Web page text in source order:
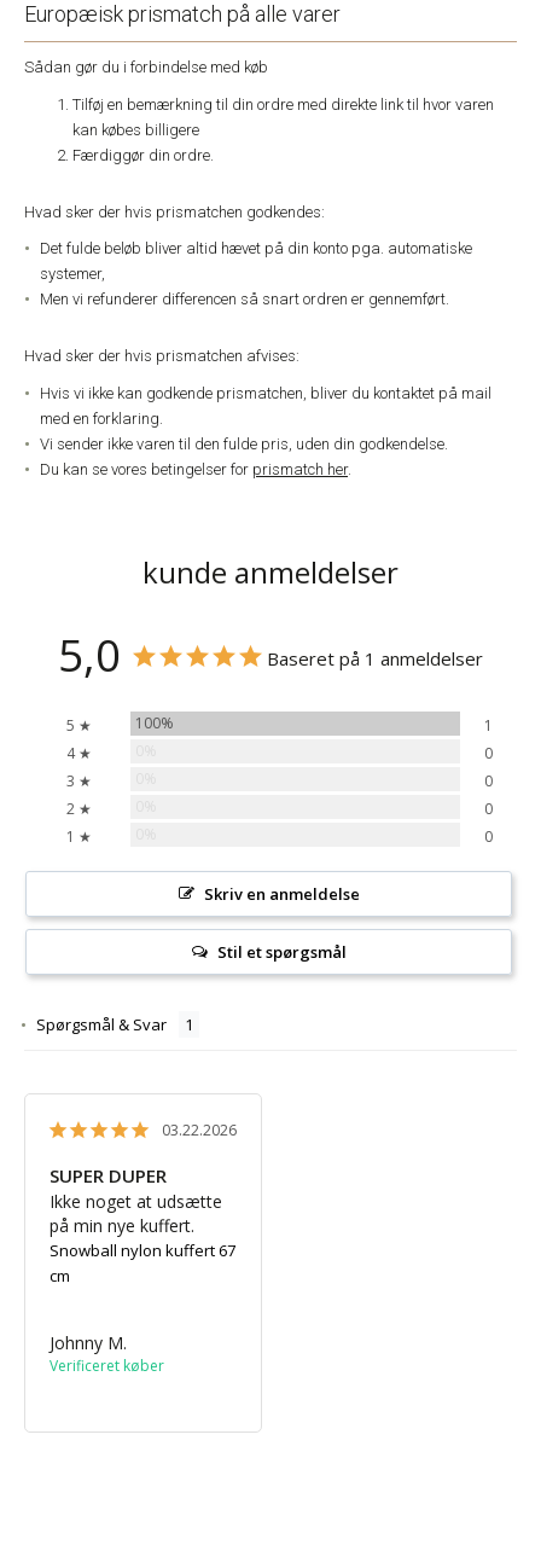
Europæisk prismatch på alle varer
Sådan gør du i forbindelse med køb
Tilføj en bemærkning til din ordre med direkte link til hvor varen
kan købes billigere
Færdiggør din ordre.
Hvad sker der hvis prismatchen godkendes:
Det fulde beløb bliver altid hævet på din konto pga. automatiske
systemer,
Men vi refunderer differencen så snart ordren er gennemført.
Hvad sker der hvis prismatchen afvises:
Hvis vi ikke kan godkende prismatchen, bliver du kontaktet på mail
med en forklaring.
Vi sender ikke varen til den fulde pris, uden din godkendelse.
Du kan se vores betingelser for prismatch her.
kunde anmeldelser
5,0 Baseret på 1 anmeldelser
5 ★ 100%
1
4 ★
0
3 ★
0
2 ★
0
1 ★
0
Skriv en anmeldelse
Stil et spørgsmål
Spørgsmål & Svar
03.22.2026
SUPER DUPER
Ikke noget at udsætte
på min nye kuffert.
Snowball nylon kuffert 67
cm
Johnny M.